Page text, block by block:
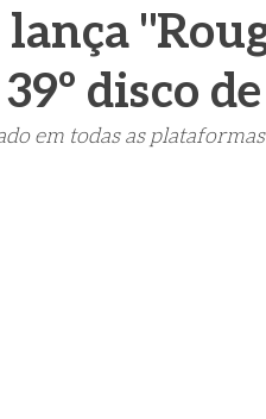
disco
em todas as